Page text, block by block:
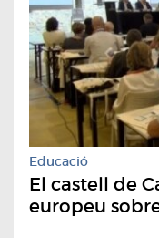
Educació
El castell de
europeu